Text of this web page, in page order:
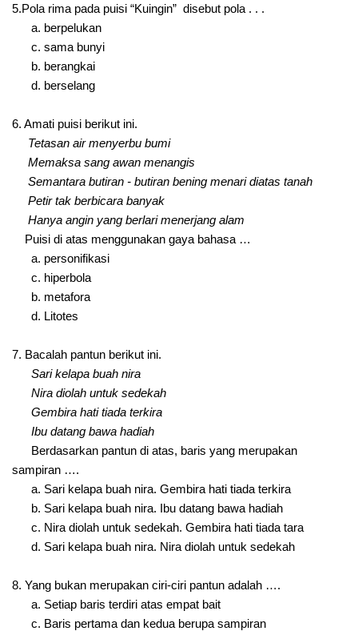
5.Pola rima pada puisi “Kuingin” disebut pola . . .
a. berpelukan
c. sama bunyi
b. berangkai
d. berselang
6. Amati puisi berikut ini.
Tetasan air menyerbu bumi
Memaksa sang awan menangis
Semantara butiran - butiran bening menari diatas tanah
Petir tak berbicara banyak
Hanya angin yang berlari menerjang alam
Puisi di atas menggunakan gaya bahasa …
a. personifikasi
c. hiperbola
b. metafora
d. Litotes
7. Bacalah pantun berikut ini.
Sari kelapa buah nira
Nira diolah untuk sedekah
Gembira hati tiada terkira
Ibu datang bawa hadiah
Berdasarkan pantun di atas, baris yang merupakan
sampiran ….
a. Sari kelapa buah nira. Gembira hati tiada terkira
b. Sari kelapa buah nira. Ibu datang bawa hadiah
c. Nira diolah untuk sedekah. Gembira hati tiada tara
d. Sari kelapa buah nira. Nira diolah untuk sedekah
8. Yang bukan merupakan ciri-ciri pantun adalah ….
a. Setiap baris terdiri atas empat bait
c. Baris pertama dan kedua berupa sampiran